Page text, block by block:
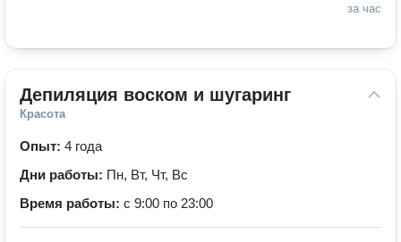
за час
Депиляция воском и шугаринг
Красота
Опыт: 4 года
Дни работы: Пн, Вт, Чт, Вс
Время работы: с 9:00 по 23:00